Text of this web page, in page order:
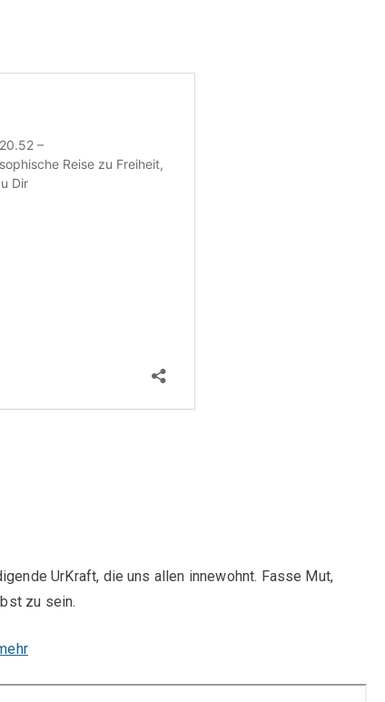
UrKraft, die uns allen innewohnt. Fasse Mut,
zu sein.